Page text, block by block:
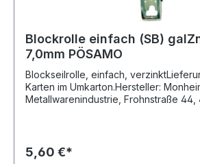
Blockrolle einfach (SB)
7,0mm PÖSAMO
Blockseilrolle, einfach, verzinktLieferung: Auf
Karten im Umkarton.Hersteller:
Metallwarenindustrie, Frohnstraße 44,
5,60 €*